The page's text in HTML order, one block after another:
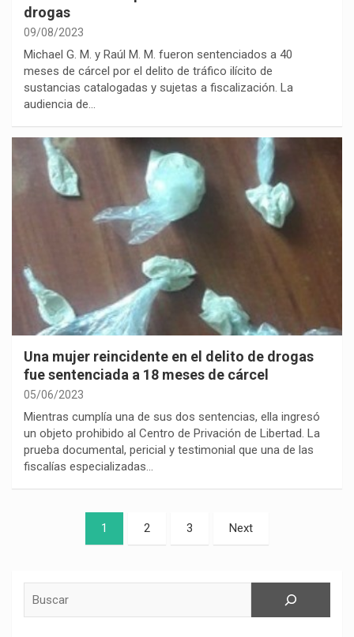
drogas
09/08/2023
Michael G. M. y Raúl M. M. fueron sentenciados a 40
meses de cárcel por el delito de tráfico ilícito de
sustancias catalogadas y sujetas a fiscalización. La
audiencia de…
Una mujer reincidente en el delito de drogas
fue sentenciada a 18 meses de cárcel
05/06/2023
Mientras cumplía una de sus dos sentencias, ella ingresó
un objeto prohibido al Centro de Privación de Libertad. La
prueba documental, pericial y testimonial que una de las
fiscalías especializadas…
Paginación1 2 3 Next